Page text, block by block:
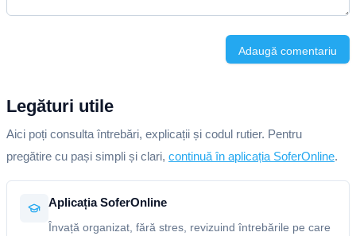
Adaugă comentariu
Legături utile
Aici poți consulta întrebări, explicații și codul rutier. Pentru
pregătire cu pași simpli și clari, continuă în aplicația SoferOnline.
Aplicația SoferOnline
Învață organizat, fără stres, revizuind întrebările pe care